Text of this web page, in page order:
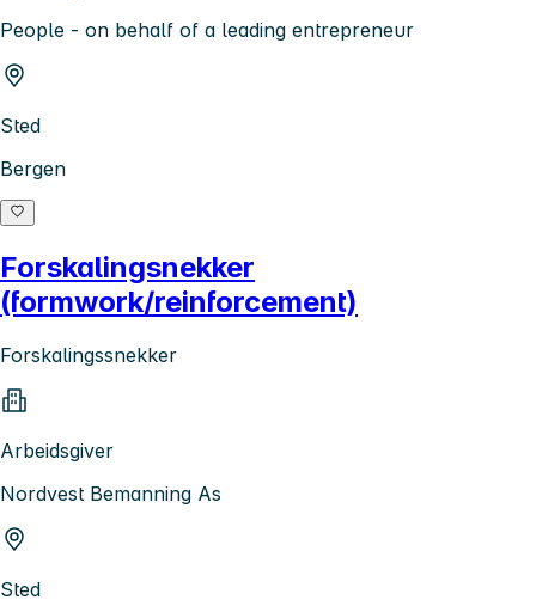
People - on behalf of a leading entrepreneur
Sted
Bergen
Forskalingsnekker
(formwork/reinforcement)
Forskalingssnekker
Arbeidsgiver
Nordvest Bemanning As
Sted